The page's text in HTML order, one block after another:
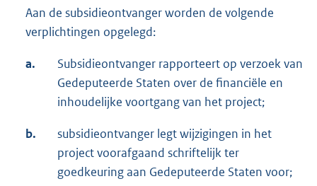
Aan de subsidieontvanger worden de volgende
verplichtingen opgelegd:
a.
Subsidieontvanger rapporteert op verzoek van
Gedeputeerde Staten over de financiële en
inhoudelijke voortgang van het project;
b.
subsidieontvanger legt wijzigingen in het
project voorafgaand schriftelijk ter
goedkeuring aan Gedeputeerde Staten voor;